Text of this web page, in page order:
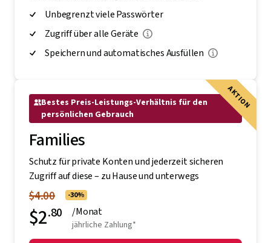
Unbegrenzt viele Passwörter
Zugriff über alle Geräte
Speichern und automatisches Ausfüllen
AKTION
Bestes Preis-Leistungs-Verhältnis für den
persönlichen Gebrauch
Families
Schutz für private Konten und jederzeit sicheren
Zugriff auf diese – zu Hause und unterwegs
$4.00 -30%
$2.80 /Monat
jährliche Zahlung*